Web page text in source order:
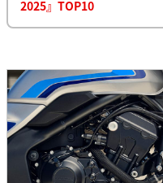
2025』TOP10